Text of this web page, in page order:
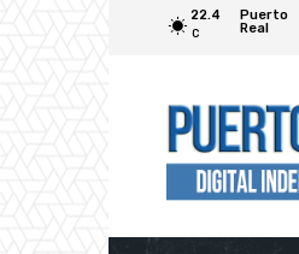
22.4
C
Puerto
Real